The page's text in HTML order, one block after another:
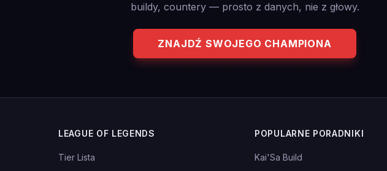
buildy, countery — prosto z danych, nie z głowy.
ZNAJDŹ SWOJEGO CHAMPIONA
LEAGUE OF LEGENDS
Tier Lista
POPULARNE PORADNIKI
Kai'Sa Build